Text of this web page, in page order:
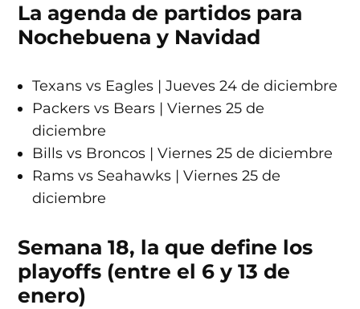
La agenda de partidos para
Nochebuena y Navidad
Texans vs Eagles | Jueves 24 de diciembre
Packers vs Bears | Viernes 25 de
diciembre
Bills vs Broncos | Viernes 25 de diciembre
Rams vs Seahawks | Viernes 25 de
diciembre
Semana 18, la que define los
playoffs (entre el 6 y 13 de
enero)